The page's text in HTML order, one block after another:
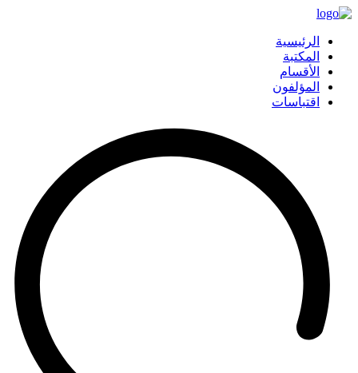
الرئيسية
المكتبة
الأقسام
المؤلفون
اقتباسات